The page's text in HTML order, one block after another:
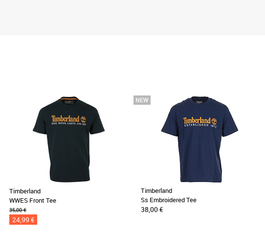
Timberland
WWES Front Tee
35,00 €
24,99 €
Timberland
Ss Embroidered Tee
38,00 €